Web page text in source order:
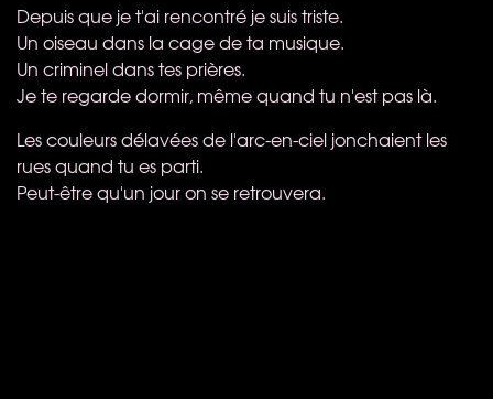
Depuis que je t'ai rencontré je suis triste.
Un oiseau dans la cage de ta musique.
Un criminel dans tes prières.
Je te regarde dormir, même quand tu n'est pas là.
Les couleurs délavées de l'arc-en-ciel jonchaient les
rues quand tu es parti.
Peut-être qu'un jour on se retrouvera.